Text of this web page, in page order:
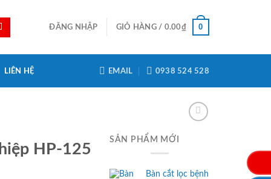
ĐĂNG NHẬP GIỎ HÀNG / 0.00₫ 0
LIÊN HỆ EMAIL 0938 524 528
HP-125
SẢN PHẨM MỚI
Bàn cắt lọc bệnh